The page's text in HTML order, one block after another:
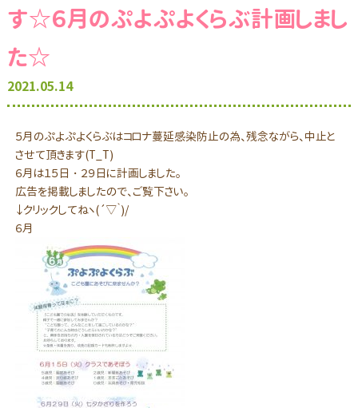
す☆６月のぷよぷよくらぶ計画しまし
た☆
2021.05.14
５月のぷよぷよくらぶはコロナ蔓延感染防止の為、残念ながら、中止と
させて頂きます(T_T)
６月は１５日・２９日に計画しました。
広告を掲載しましたので、ご覧下さい。
↓クリックしてねヽ(´▽｀)/
６月